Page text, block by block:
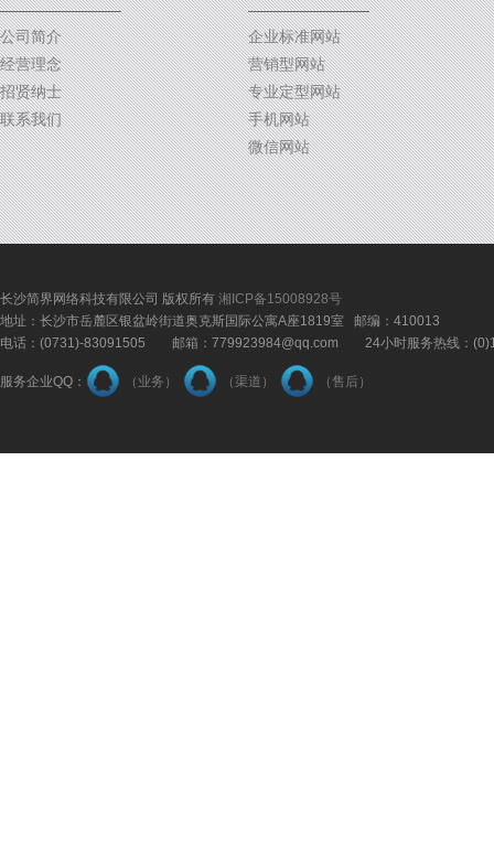
公司简介
经营理念
招贤纳士
联系我们
企业标准网站
营销型网站
专业定型网站
手机网站
微信网站
长沙简界网络科技有限公司 版权所有 湘ICP备15008928号
地址：长沙市岳麓区银盆岭街道奥克斯国际公寓A座1819室 邮编：410013
电话：(0731)-83091505 邮箱：779923984@qq.com 24小时服务热线：
服务企业QQ： （业务） （渠道） （售后）